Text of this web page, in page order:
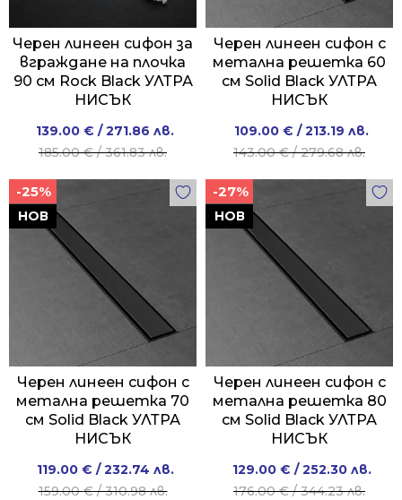
Черен линеен сифон за
вграждане на плочка
90 см Rock Black УЛТРА
НИСЪК
185.00€/ 361.83 лв.
Original
price
139.00 € / 271.86 лв.
Current
price
Черен линеен сифон с
метална решетка 60
см Solid Black УЛТРА
НИСЪК
143.00€/ 279.68 лв.
Original
price
109.00 € / 213.19 лв.
Current
price
НОВ
-25%
Черен линеен сифон с
метална решетка 70
см Solid Black УЛТРА
НИСЪК
159.00€/ 310.98 лв.
Original
price
119.00 € / 232.74 лв.
Current
price
НОВ
-27%
Черен линеен сифон с
метална решетка 80
см Solid Black УЛТРА
НИСЪК
176.00€/ 344.23 лв.
Original
price
129.00 € / 252.30 лв.
Current
price